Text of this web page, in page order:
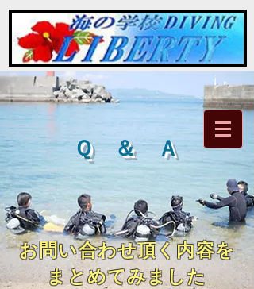
Ｑ ＆ Ａ
​お問い合わせ頂く内容を
まとめてみました